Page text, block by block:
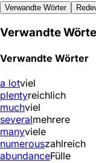
Verwandte Wörter
Verwandte
Verwandte Wörter
a lotviel
plentyreichlich
muchviel
severalmehrere
manyviele
numerouszahlreich
abundanceFülle